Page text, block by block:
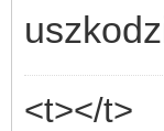
<t></t>